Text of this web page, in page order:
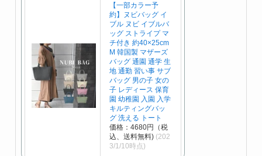
【一部カラー予
約】ヌビバッグ イ
ブル ヌビ イブルバ
ッグ ストライプ マ
チ付き 約40×25cm
M 韓国製 マザーズ
バッグ 通園 通学 生
地 通勤 習い事 サブ
バッグ 男の子 女の
子 レディース 保育
園 幼稚園 入園 入学
キルティングバッ
グ 洗える トート
価格：4680円（税
込、送料無料) (202
3/1/10時点)